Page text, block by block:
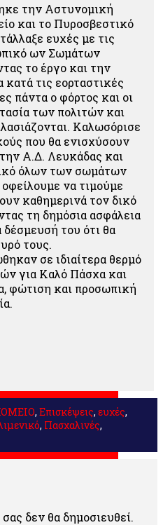
την Αστυνομική
και το Πυροσβεστικό
ευχές με τις
ων Σωμάτων
το έργο και την
κατά τις εορταστικές
πάντα ο φόρτος και οι
των πολιτών και
Καλωσόρισε
που θα ενισχύσουν
Α.Δ. Λευκάδας και
όλων των σωμάτων
να τιμούμε
καθημερινά τον δικό
τη δημόσια ασφάλεια
δέσμευσή του ότι θα
τους.
σε ιδιαίτερα θερμό
για Καλό Πάσχα και
φώτιση και προσωπική
, Επισκέψεις, ευχές,
, Πασχαλινές,
δεν θα δημοσιευθεί.